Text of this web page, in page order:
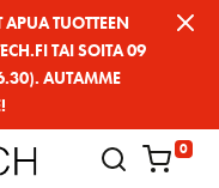
APUA TUOTTEEN
TAI SOITA 09
AUTAMME
0